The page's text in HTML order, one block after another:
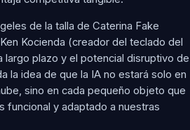
de la talla de Caterina Fake
Kocienda (creador del teclado del
largo plazo y el potencial disruptivo de
la idea de que la IA no estará solo en
sino en cada pequeño objeto que
funcional y adaptado a nuestras